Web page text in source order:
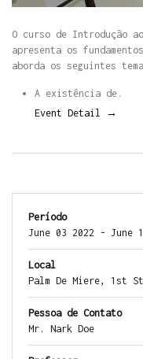
O curso de Introdução
apresenta os
aborda os seguintes
A existência de.
Event Detail →
Período
June 03 2022 - June
Local
Palm De Miere, 1st
Pessoa de Contato
Mr. Nark Doe